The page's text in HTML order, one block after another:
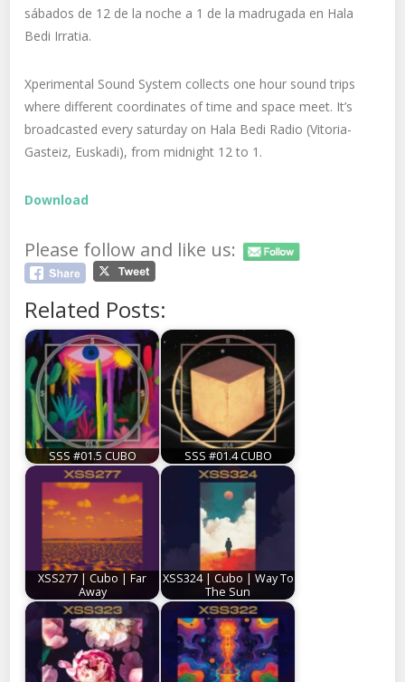
sábados de 12 de la noche a 1 de la madrugada en Hala
Bedi Irratia.
Xperimental Sound System collects one hour sound trips
where different coordinates of time and space meet. It’s
broadcasted every saturday on Hala Bedi Radio (Vitoria-
Gasteiz, Euskadi), from midnight 12 to 1.
Download
Please follow and like us:
Related Posts:
SSS #01.5 CUBO SSS #01.4 CUBO
XSS277 | Cubo | Far
Away
XSS324 | Cubo | Way To
The Sun